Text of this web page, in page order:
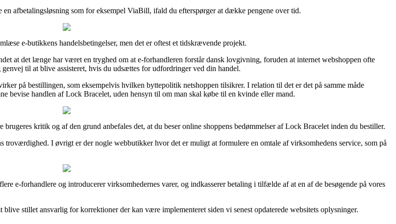
afbetalingsløsning som for eksempel ViaBill, ifald du efterspørger at dække pengene over tid.
e-butikkens handelsbetingelser, men det er oftest et tidskrævende projekt.
at det længe har været en tryghed om at e-forhandleren forstår dansk lovgivning, foruden at internet webshoppen ofte
til at blive assisteret, hvis du udsættes for udfordringer ved din handel.
på bestillingen, som eksempelvis hvilken byttepolitik netshoppen tilsikrer. I relation til det er det på samme måde
bevise handlen af Lock Bracelet, uden hensyn til om man skal købe til en kvinde eller mand.
kritik og af den grund anbefales det, at du beser online shoppens bedømmelser af Lock Bracelet inden du bestiller.
I øvrigt er der nogle webbutikker hvor det er muligt at formulere en omtale af virksomhedens service, som på
e-forhandlere og introducerer virksomhedernes varer, og indkasserer betaling i tilfælde af at en af de besøgende på vores
stillet ansvarlig for korrektioner der kan være implementeret siden vi senest opdaterede websitets oplysninger.